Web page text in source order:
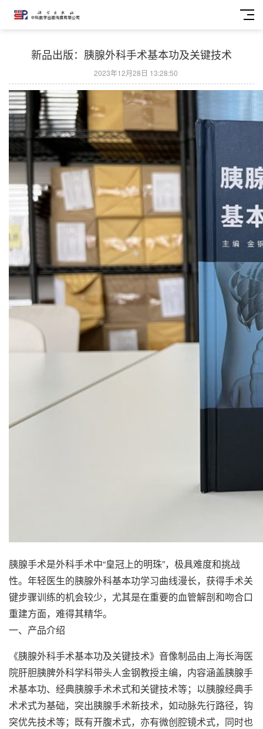
新品出版：胰腺外科手术基本功及关键技术
2023年12月28日 13:28:50
胰腺手术是外科手术中“皇冠上的明珠”，极具难度和挑战
性。年轻医生的胰腺外科基本功学习曲线漫长，获得手术关
键步骤训练的机会较少，尤其是在重要的血管解剖和吻合口
重建方面，难得其精华。
一、产品介绍
《胰腺外科手术基本功及关键技术》音像制品由上海长海医
院肝胆胰脾外科学科带头人金钢教授主编，内容涵盖胰腺手
术基本功、经典胰腺手术术式和关键技术等；以胰腺经典手
术术式为基础，突出胰腺手术新技术，如动脉先行路径，钩
突优先技术等；既有开腹术式，亦有微创腔镜术式，同时也